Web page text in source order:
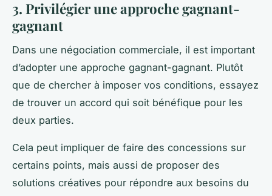
3. Privilégier une approche gagnant-
gagnant
Dans une négociation commerciale, il est important
d’adopter une approche gagnant-gagnant. Plutôt
que de chercher à imposer vos conditions, essayez
de trouver un accord qui soit bénéfique pour les
deux parties.
Cela peut impliquer de faire des concessions sur
certains points, mais aussi de proposer des
solutions créatives pour répondre aux besoins du